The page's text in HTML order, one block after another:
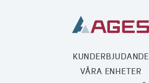
KUNDERBJUDANDE
VÅRA ENHETER